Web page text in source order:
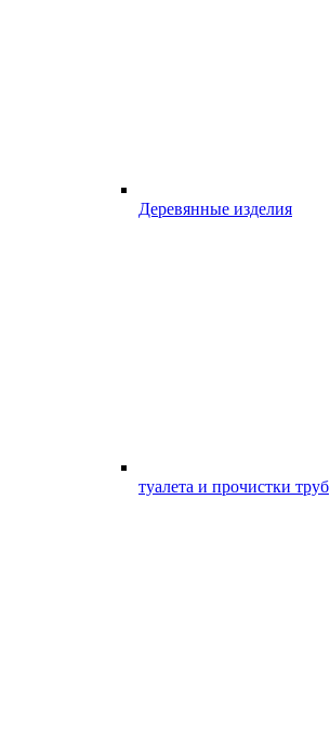
Деревянные изделия
туалета и прочистки труб